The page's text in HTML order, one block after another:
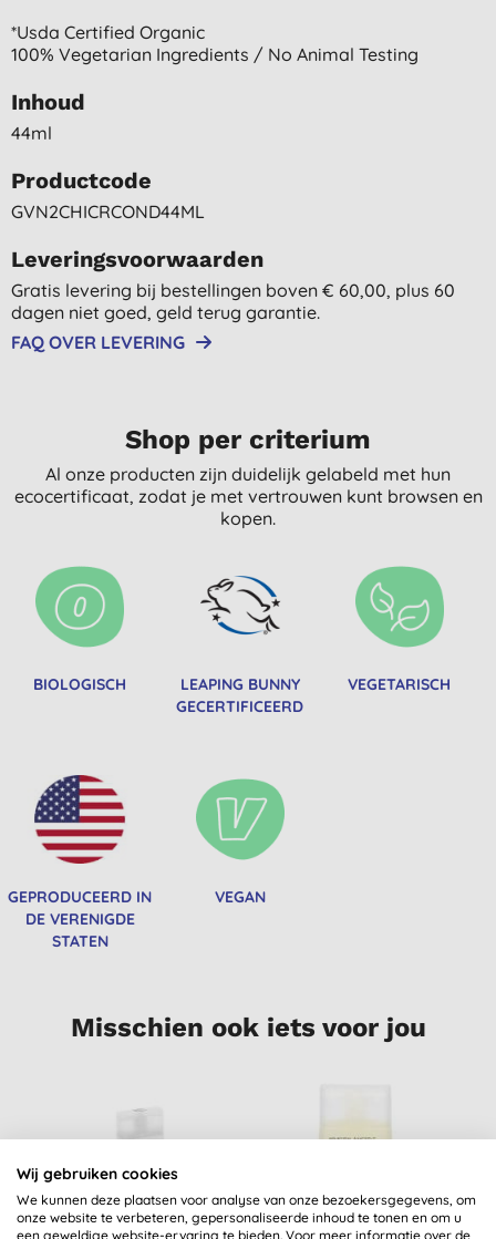
*usda Certified Organic
100% Vegetarian Ingredients / No Animal Testing
Inhoud
44ml
Productcode
GVN2CHICRCOND44ML
Leveringsvoorwaarden
Gratis levering bij bestellingen boven € 60,00, plus 60
dagen niet goed, geld terug garantie.
FAQ OVER LEVERING
Shop per criterium
Al onze producten zijn duidelijk gelabeld met hun
ecocertificaat, zodat je met vertrouwen kunt browsen en
kopen.
BIOLOGISCH
LEAPING BUNNY
GECERTIFICEERD
VEGETARISCH
GEPRODUCEERD IN
DE VERENIGDE
STATEN
VEGAN
Misschien ook iets voor jou
Wij gebruiken cookies
We kunnen deze plaatsen voor analyse van onze bezoekersgegevens, om
onze website te verbeteren, gepersonaliseerde inhoud te tonen en om u
een geweldige website-ervaring te bieden. Voor meer informatie over de